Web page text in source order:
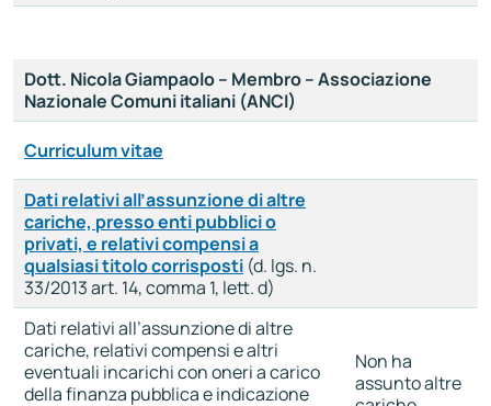
Dott. Nicola Giampaolo – Membro – Associazione
Nazionale Comuni italiani (ANCI)
Curriculum vitae
Dati relativi all’assunzione di altre
cariche, presso enti pubblici o
privati, e relativi compensi a
qualsiasi titolo corrisposti (d. lgs. n.
33/2013 art. 14, comma 1, lett. d)
Dati relativi all’assunzione di altre
cariche, relativi compensi e altri
eventuali incarichi con oneri a carico
della finanza pubblica e indicazione
Non ha
assunto altre